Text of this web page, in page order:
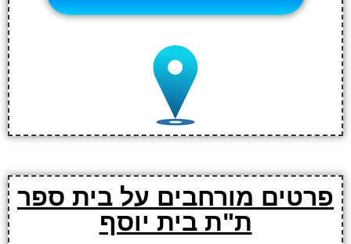
פרטים מורחבים על בית ספר
ת"ת בית יוסף